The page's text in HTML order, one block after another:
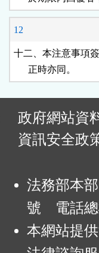
12
十二、本注意事項
      正時亦同。
政府網站資
資訊安全政
法務部本
號 電話總
本網站提